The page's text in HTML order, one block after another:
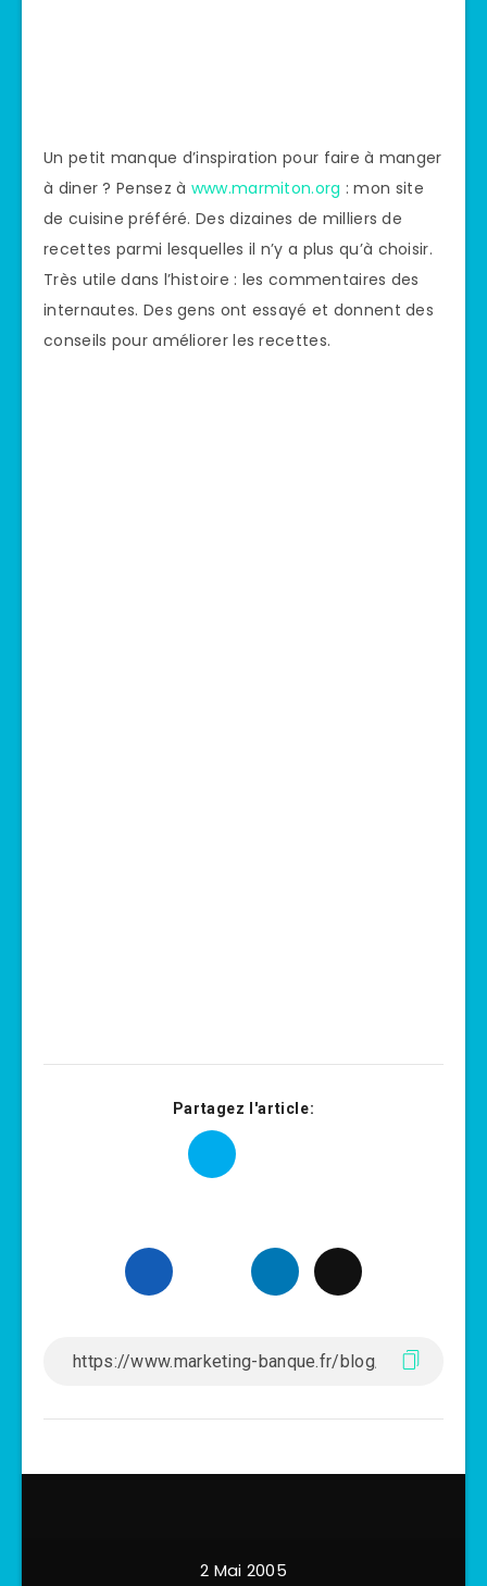
Un petit manque d’inspiration pour faire à manger
à diner ? Pensez à www.marmiton.org : mon site
de cuisine préféré. Des dizaines de milliers de
recettes parmi lesquelles il n’y a plus qu’à choisir.
Très utile dans l’histoire : les commentaires des
internautes. Des gens ont essayé et donnent des
conseils pour améliorer les recettes.
Partagez l'article:
2 Mai 2005